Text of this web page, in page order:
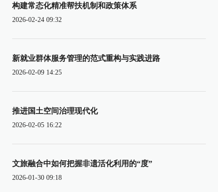
构建常态化精准帮扶机制和政策体系
2026-02-24 09:32
新就业群体服务管理的范式重构与实践进路
2026-02-09 14:25
推进国土空间治理现代化
2026-02-05 16:22
文旅融合中如何把握非遗活化利用的“度”
2026-01-30 09:18